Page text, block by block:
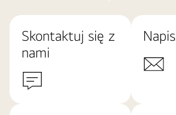
Skontaktuj się z
nami